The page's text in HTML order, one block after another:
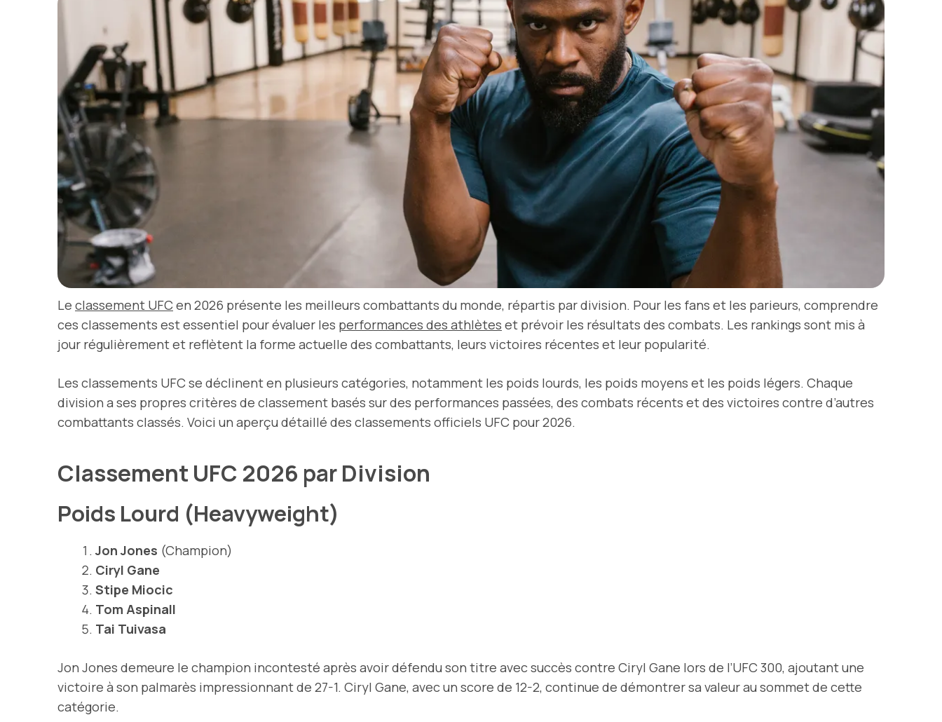
Le classement UFC en 2026 présente les meilleurs combattants du monde, répartis par division. Pour les fans et les parieurs, comprendre
ces classements est essentiel pour évaluer les performances des athlètes et prévoir les résultats des combats. Les rankings sont mis à
jour régulièrement et reflètent la forme actuelle des combattants, leurs victoires récentes et leur popularité.
Les classements UFC se déclinent en plusieurs catégories, notamment les poids lourds, les poids moyens et les poids légers. Chaque
division a ses propres critères de classement basés sur des performances passées, des combats récents et des victoires contre d’autres
combattants classés. Voici un aperçu détaillé des classements officiels UFC pour 2026.
Classement UFC 2026 par Division
Poids Lourd (Heavyweight)
Jon Jones (Champion)
Ciryl Gane
Stipe Miocic
Tom Aspinall
Tai Tuivasa
Jon Jones demeure le champion incontesté après avoir défendu son titre avec succès contre Ciryl Gane lors de l’UFC 300, ajoutant une
victoire à son palmarès impressionnant de 27-1. Ciryl Gane, avec un score de 12-2, continue de démontrer sa valeur au sommet de cette
catégorie.